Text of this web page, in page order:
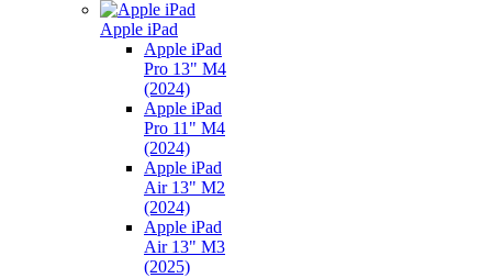
Apple iPad
Apple iPad
Pro 13" M4
(2024)
Apple iPad
Pro 11" M4
(2024)
Apple iPad
Air 13" M2
(2024)
Apple iPad
Air 13" M3
(2025)